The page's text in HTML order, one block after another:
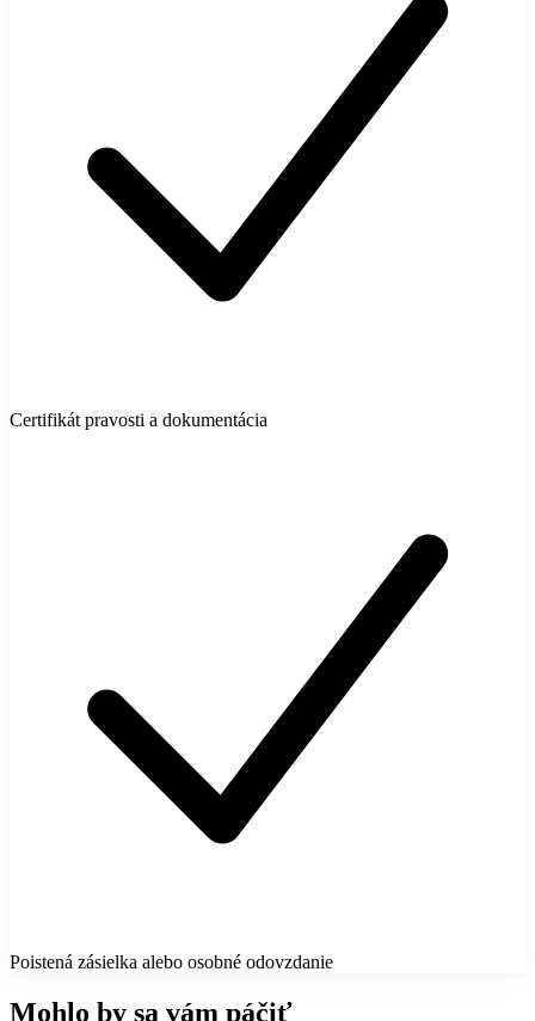
Certifikát pravosti a dokumentácia
Poistená zásielka alebo osobné odovzdanie
Mohlo by sa vám páčiť